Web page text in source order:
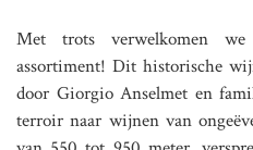
Met trots verwelkomen
assortiment! Dit historische
door Giorgio Anselmet en
terroir naar wijnen van